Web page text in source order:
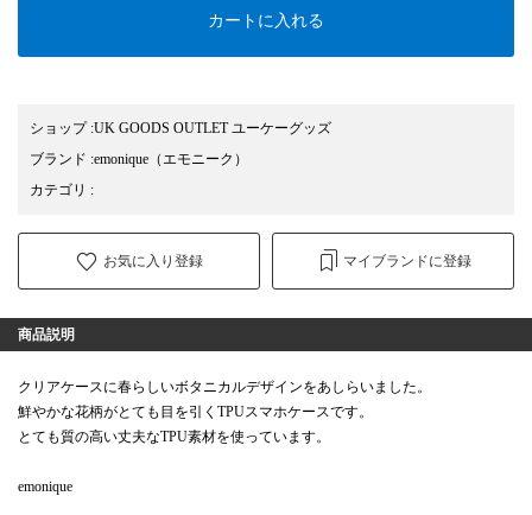
カートに入れる
ショップ:UK GOODS OUTLET ユーケーグッズ
ブランド :emonique （エモニーク）
カテゴリ :
お気に入り登録 マイブランドに登録
商品説明
クリアケースに春らしいボタニカルデザインをあしらいました。
鮮やかな花柄がとても目を引くTPUスマホケースです。
とても質の高い丈夫なTPU素材を使っています。
emonique